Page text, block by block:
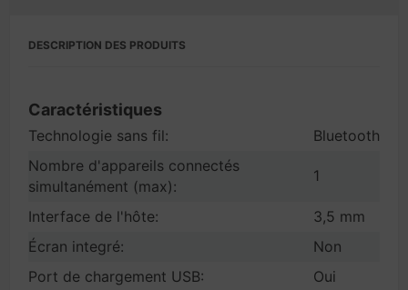
DESCRIPTION DES PRODUITS
Caractéristiques
Technologie sans fil:
Bluetooth
Nombre d'appareils connectés
simultanément (max):
1
Interface de l'hôte:
3,5 mm
Écran integré:
Non
Port de chargement USB:
Oui